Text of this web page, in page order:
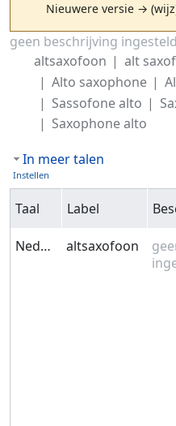
Nieuwere versie →
Ga naar:navigatie,zoeken
geen beschrijving ingesteld
altsaxofoon
alt
Alto saxophone
Sassofone alto
Saxophone alto
In meer talen
Instellen
Taal Label
Nederlands
altsaxofoon